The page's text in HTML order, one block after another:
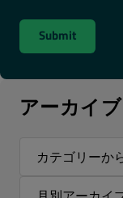
アーカイブ